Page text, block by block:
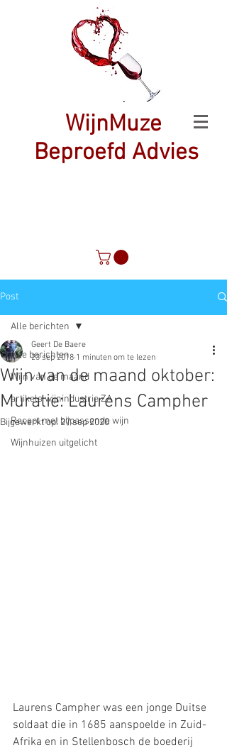
WijnMuze
Beproefd Advies
Post
Alle berichten
Wijn van de maand
artikels wijnindustrie ZA
Recept met bijpassende wijn
Wijnhuizen uitgelicht
Alle berichten
Wijn van de maand oktober:
Muratie: Laurens Campher
Geert De Baere
23 sep 2018 1 minuten om te lezen
Bijgewerkt op: 27 sep 2020
Laurens Campher was een jonge Duitse
soldaat die in 1685 aanspoelde in Zuid-
Afrika en in Stellenbosch de boederij